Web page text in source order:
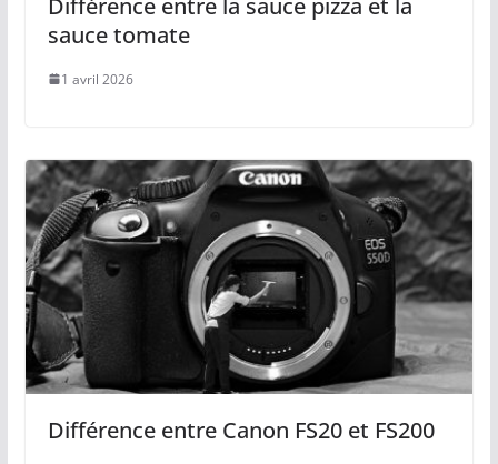
sauce tomate
1 avril 2026
Différence entre Canon FS20 et FS200